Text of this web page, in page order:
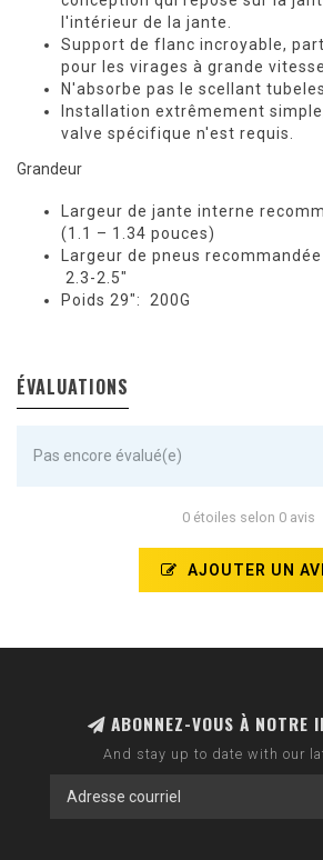
l'intérieur de la jante.
Support de flanc incroyable,
pour les virages à grande
N'absorbe pas le scellant
Installation extrêmement
valve spécifique n'est requis.
Grandeur
Largeur de jante interne
(1.1 – 1.34 pouces)
Largeur de pneus recommandée
2.3-2.5″
Poids 29″: 200G
ÉVALUATIONS
Pas encore évalué(e)
0 étoiles selon 0 avis
AJOUTER UN
ABONNEZ-VOUS À NOTRE
And stay up to date with our